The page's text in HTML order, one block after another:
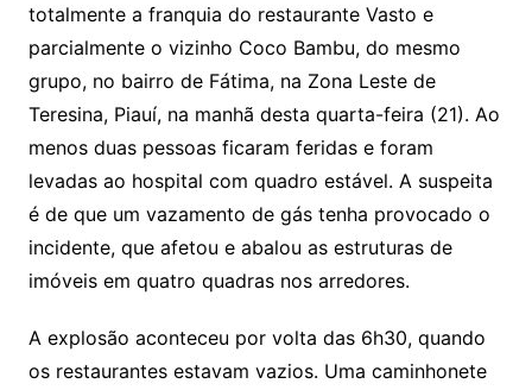
totalmente a franquia do restaurante Vasto e
parcialmente o vizinho Coco Bambu, do mesmo
grupo, no bairro de Fátima, na Zona Leste de
Teresina, Piauí, na manhã desta quarta-feira (21). Ao
menos duas pessoas ficaram feridas e foram
levadas ao hospital com quadro estável. A suspeita
é de que um vazamento de gás tenha provocado o
incidente, que afetou e abalou as estruturas de
imóveis em quatro quadras nos arredores.
A explosão aconteceu por volta das 6h30, quando
os restaurantes estavam vazios. Uma caminhonete